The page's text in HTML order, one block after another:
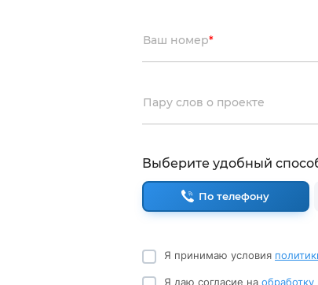
Ваш номер*
Пару слов о проекте
Выберите удобный
По телефону
Я принимаю условия
Я даю согласие на